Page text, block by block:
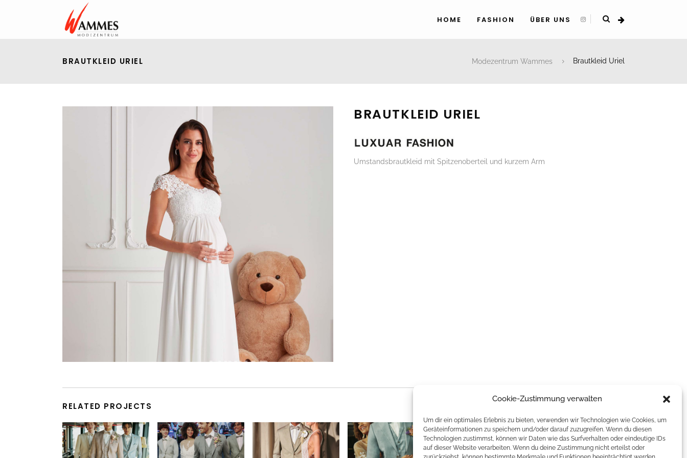
Cookie-Zustimmung verwalten
Um dir ein optimales Erlebnis zu bieten, verwenden wir Technologien wie Cookies, um
Geräteinformationen zu speichern und/oder darauf zuzugreifen. Wenn du diesen
Technologien zustimmst, können wir Daten wie das Surfverhalten oder eindeutige IDs
auf dieser Website verarbeiten. Wenn du deine Zustimmung nicht erteilst oder
HOME FASHION ÜBER UNS
BRAUTKLEID URIEL Modezentrum Wammes Brautkleid Uriel
BRAUTKLEID URIEL
Umstandsbrautkleid mit Spitzenoberteil und kurzem Arm
RELATED PROJECTS